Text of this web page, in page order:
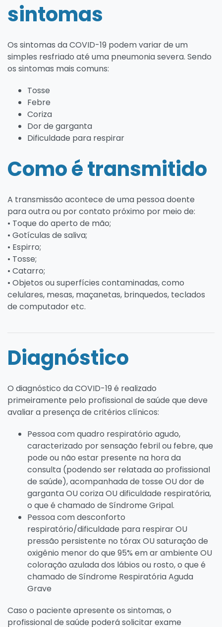
sintomas
Os sintomas da COVID-19 podem variar de um
simples resfriado até uma pneumonia severa. Sendo
os sintomas mais comuns:
Tosse
Febre
Coriza
Dor de garganta
Dificuldade para respirar
Como é transmitido
A transmissão acontece de uma pessoa doente
para outra ou por contato próximo por meio de:
• Toque do aperto de mão;
• Gotículas de saliva;
• Espirro;
• Tosse;
• Catarro;
• Objetos ou superfícies contaminadas, como
celulares, mesas, maçanetas, brinquedos, teclados
de computador etc.
Diagnóstico
O diagnóstico da COVID-19 é realizado
primeiramente pelo profissional de saúde que deve
avaliar a presença de critérios clínicos:
Pessoa com quadro respiratório agudo,
caracterizado por sensação febril ou febre, que
pode ou não estar presente na hora da
consulta (podendo ser relatada ao profissional
de saúde), acompanhada de tosse OU dor de
garganta OU coriza OU dificuldade respiratória,
o que é chamado de Síndrome Gripal.
Pessoa com desconforto
respiratório/dificuldade para respirar OU
pressão persistente no tórax OU saturação de
oxigênio menor do que 95% em ar ambiente OU
coloração azulada dos lábios ou rosto, o que é
chamado de Síndrome Respiratória Aguda
Grave
Caso o paciente apresente os sintomas, o
profissional de saúde poderá solicitar exame